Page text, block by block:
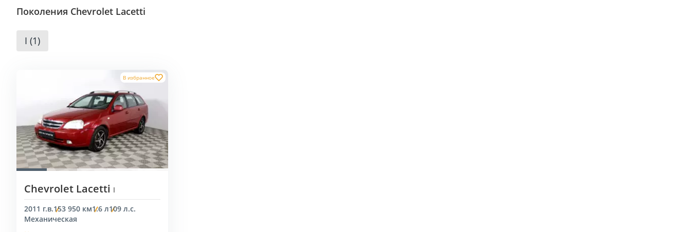
Поколения Chevrolet Lacetti
I (1)
В избранное
Chevrolet Lacetti I
2011 г.в.153 950 км1.6 л109 л.с.
Механическая